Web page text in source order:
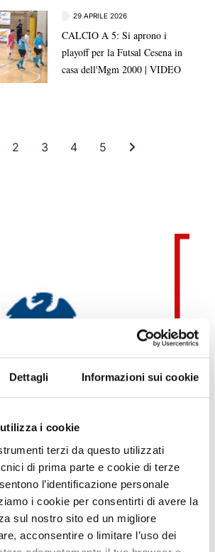
Dettagli Informazioni sui cookie
i cookie
terzi da questo utilizzati
di prima parte e cookie di terze
l’identificazione personale
i cookie per consentirti di avere la
sul nostro sito ed un migliore
acconsentire o limitare l’uso dei
29 APRILE 2026
CALCIO A 5: Si aprono i
playoff per la Futsal Cesena in
casa dell'Mgm 2000 | VIDEO
1
2 Pagina 2
3 Pagina 3
4Pagina 4
5 Pagina 5
OnDemand